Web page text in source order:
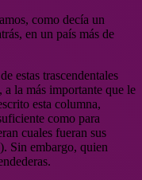
como decía un
en un país más de
estas trascendentales
a la más importante que le
esta columna,
como para
cuales fueran sus
Sin embargo, quien